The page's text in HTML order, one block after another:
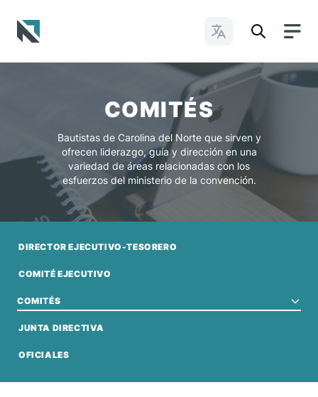
Cambiar idioma
COMITÉS
Bautistas de Carolina del Norte que sirven y
ofrecen liderazgo, guía y dirección en una
variedad de áreas relacionadas con los
esfuerzos del ministerio de la convención.
DIRECTOR EJECUTIVO-TESORERO
COMITÉ EJECUTIVO
COMITÉS
JUNTA DIRECTIVA
OFICIALES